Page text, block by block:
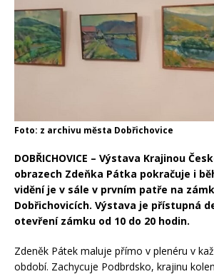
Foto: z archivu města Dobřichovice
DOBŘICHOVICE – Výstava Krajinou
obrazech Zdeňka Pátka pokračuje i
vidění je v sále v prvním patře na
Dobřichovicích. Výstava je přístupná
otevření zámku od 10 do 20 hodin.
Zdeněk Pátek maluje přímo v plenéru v
období. Zachycuje Podbrdsko, krajinu